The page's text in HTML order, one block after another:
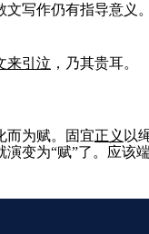
写作仍有指导意义。
来引泣 ，乃其贵耳。
而为赋。固宜正义 以
演变为“赋”了。应该